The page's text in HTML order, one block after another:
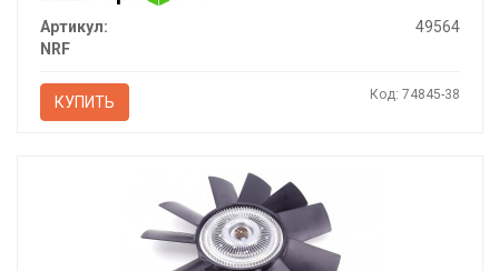
Артикул:
49564
NRF
КУПИТЬ Код: 74845-38